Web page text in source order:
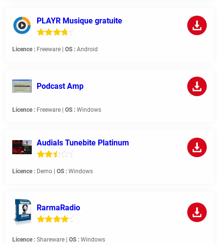
PLAYR Musique gratuite
Licence : Freeware | OS : Android
Podcast Amp
Licence : Freeware | OS : Windows
Audials Tunebite Platinum
Licence : Demo | OS : Windows
RarmaRadio
Licence : Shareware | OS : Windows